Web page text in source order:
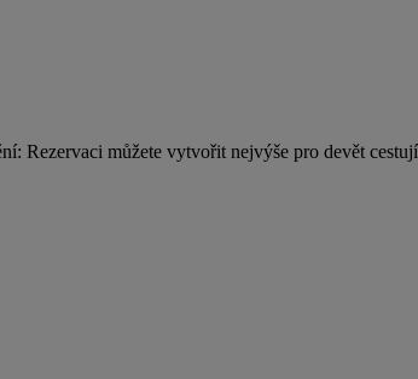
Rezervaci můžete vytvořit nejvýše pro devět